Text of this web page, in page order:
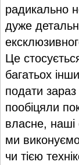
радикально
дуже
Це
багатьох
подати
пообіцяли
власне, наші
ми
чи тією